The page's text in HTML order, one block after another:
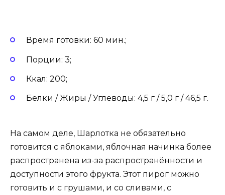
Время готовки: 60 мин.;
Порции: 3;
Ккал: 200;
Белки / Жиры / Углеводы: 4,5 г / 5,0 г / 46,5 г.
На самом деле, Шарлотка не обязательно
готовится с яблоками, яблочная начинка более
распространена из-за распространённости и
доступности этого фрукта. Этот пирог можно
готовить и с грушами, и со сливами, с